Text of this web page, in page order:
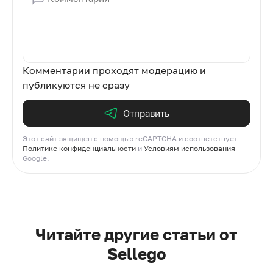
Комментарии проходят модерацию и
публикуются не сразу
Отправить
Этот сайт защищен с помощью reCAPTCHA и соответствует
Политике конфиденциальности и Условиям использования
Google.
Читайте другие статьи от
Sellego